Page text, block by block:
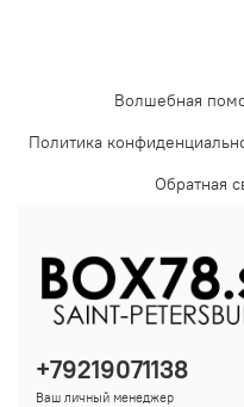
Волшебная
Политика
Обратная
+79219071138
Ваш личный менеджер